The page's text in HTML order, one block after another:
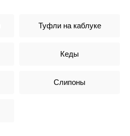
Туфли на каблуке
Кеды
Слипоны